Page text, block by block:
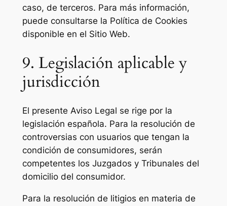
caso, de terceros. Para más información,
puede consultarse la Política de Cookies
disponible en el Sitio Web.
9. Legislación aplicable y
jurisdicción
El presente Aviso Legal se rige por la
legislación española. Para la resolución de
controversias con usuarios que tengan la
condición de consumidores, serán
competentes los Juzgados y Tribunales del
domicilio del consumidor.
Para la resolución de litigios en materia de